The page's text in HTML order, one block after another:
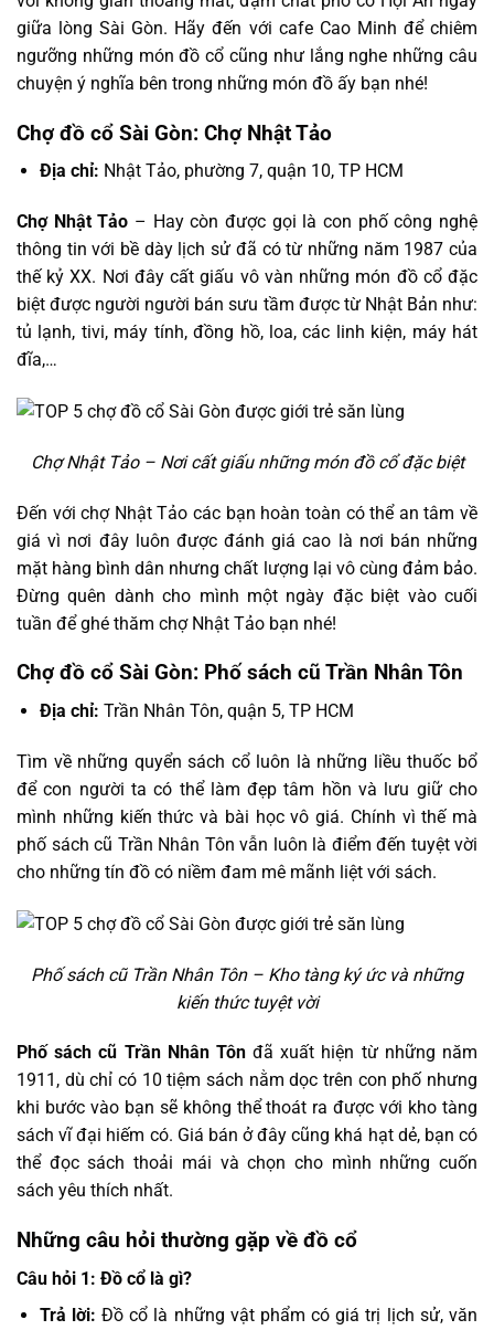
giữa lòng Sài Gòn. Hãy đến với cafe Cao Minh để chiêm
ngưỡng những món đồ cổ cũng như lắng nghe những câu
chuyện ý nghĩa bên trong những món đồ ấy bạn nhé!
Chợ đồ cổ Sài Gòn: Chợ Nhật Tảo
Địa chỉ: Nhật Tảo, phường 7, quận 10, TP HCM
Chợ Nhật Tảo – Hay còn được gọi là con phố công nghệ
thông tin với bề dày lịch sử đã có từ những năm 1987 của
thế kỷ XX. Nơi đây cất giấu vô vàn những món đồ cổ đặc
biệt được người người bán sưu tầm được từ Nhật Bản như:
tủ lạnh, tivi, máy tính, đồng hồ, loa, các linh kiện, máy hát
đĩa,…
Chợ Nhật Tảo – Nơi cất giấu những món đồ cổ đặc biệt
Đến với chợ Nhật Tảo các bạn hoàn toàn có thể an tâm về
giá vì nơi đây luôn được đánh giá cao là nơi bán những
mặt hàng bình dân nhưng chất lượng lại vô cùng đảm bảo.
Đừng quên dành cho mình một ngày đặc biệt vào cuối
tuần để ghé thăm chợ Nhật Tảo bạn nhé!
Chợ đồ cổ Sài Gòn: Phố sách cũ Trần Nhân Tôn
Địa chỉ: Trần Nhân Tôn, quận 5, TP HCM
Tìm về những quyển sách cổ luôn là những liều thuốc bổ
để con người ta có thể làm đẹp tâm hồn và lưu giữ cho
mình những kiến thức và bài học vô giá. Chính vì thế mà
phố sách cũ Trần Nhân Tôn vẫn luôn là điểm đến tuyệt vời
cho những tín đồ có niềm đam mê mãnh liệt với sách.
Phố sách cũ Trần Nhân Tôn – Kho tàng ký ức và những
kiến thức tuyệt vời
Phố sách cũ Trần Nhân Tônđã xuất hiện từ những năm
1911, dù chỉ có 10 tiệm sách nằm dọc trên con phố nhưng
khi bước vào bạn sẽ không thể thoát ra được với kho tàng
sách vĩ đại hiếm có. Giá bán ở đây cũng khá hạt dẻ, bạn có
thể đọc sách thoải mái và chọn cho mình những cuốn
sách yêu thích nhất.
Những câu hỏi thường gặp về đồ cổ
Câu hỏi 1: Đồ cổ là gì?
Trả lời: Đồ cổ là những vật phẩm có giá trị lịch sử, văn